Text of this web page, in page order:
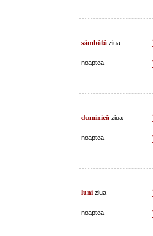
sâmbătă ziua
noaptea
duminică ziua
noaptea
luni ziua
noaptea